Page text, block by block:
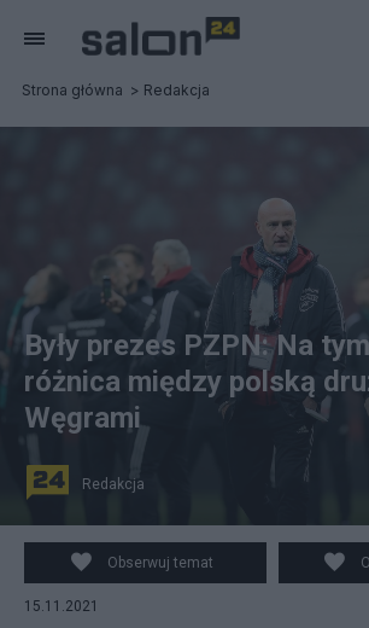
Strona główna Redakcja
Warszawa, 14.11.2021. Trener
Węgier Marco Rossi (C) na Stadionie
konferencją prasową w Warszawie,
przygotowują się do meczu
Były prezes PZPN: Na
różnica między polską
Węgrami
Redakcja
Obserwuj temat
15.11.2021